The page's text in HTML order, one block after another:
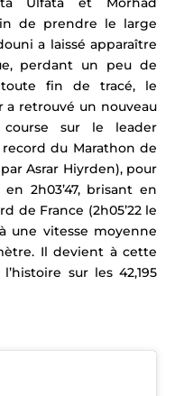
de prendre le large
a laissé apparaître
perdant un peu de
toute fin de tracé, le
a retrouvé un nouveau
sur le leader
record du Marathon de
Asrar Hiyrden), pour
2h03’47, brisant en
de France (2h05’22 le
une vitesse moyenne
Il devient à cette
sur les 42,195